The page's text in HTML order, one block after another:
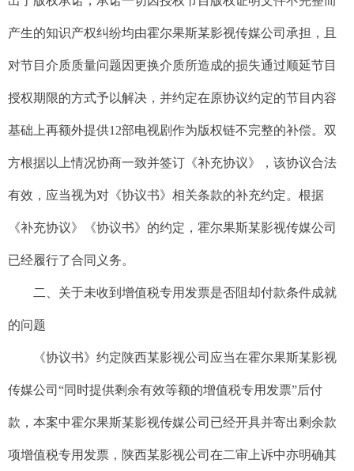
产生的知识产权纠纷均由霍尔果斯某影视传媒公司承担，且
对节目介质质量问题因更换介质所造成的损失通过顺延节目
授权期限的方式予以解决，并约定在原协议约定的节目内容
基础上再额外提供12部电视剧作为版权链不完整的补偿。双
方根据以上情况协商一致并签订《补充协议》，该协议合法
有效，应当视为对《协议书》相关条款的补充约定。根据
《补充协议》《协议书》的约定，霍尔果斯某影视传媒公司
已经履行了合同义务。
二、关于未收到增值税专用发票是否阻却付款条件成就
的问题
《协议书》约定陕西某影视公司应当在霍尔果斯某影视
传媒公司“同时提供剩余有效等额的增值税专用发票”后付
款，本案中霍尔果斯某影视传媒公司已经开具并寄出剩余款
项增值税专用发票，陕西某影视公司在二审上诉中亦明确其